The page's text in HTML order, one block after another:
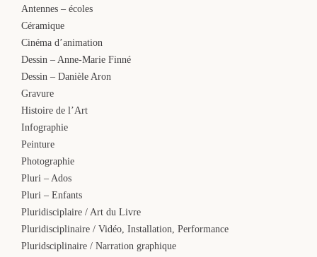
Antennes – écoles
Céramique
Cinéma d’animation
Dessin – Anne-Marie Finné
Dessin – Danièle Aron
Gravure
Histoire de l’Art
Infographie
Peinture
Photographie
Pluri – Ados
Pluri – Enfants
Pluridisciplaire / Art du Livre
Pluridisciplinaire / Vidéo, Installation, Performance
Pluridsciplinaire / Narration graphique